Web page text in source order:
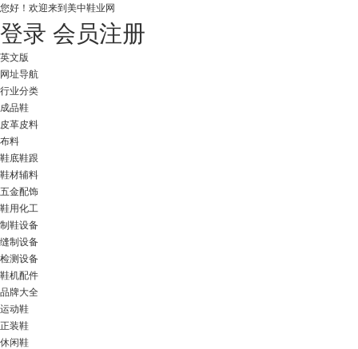
您好！ 欢迎来到美中鞋业网
登录 会员注册
英文版
网址导航
行业分类
成品鞋
皮革皮料
布料
鞋底鞋跟
鞋材辅料
五金配饰
鞋用化工
制鞋设备
缝制设备
检测设备
鞋机配件
品牌大全
运动鞋
正装鞋
休闲鞋